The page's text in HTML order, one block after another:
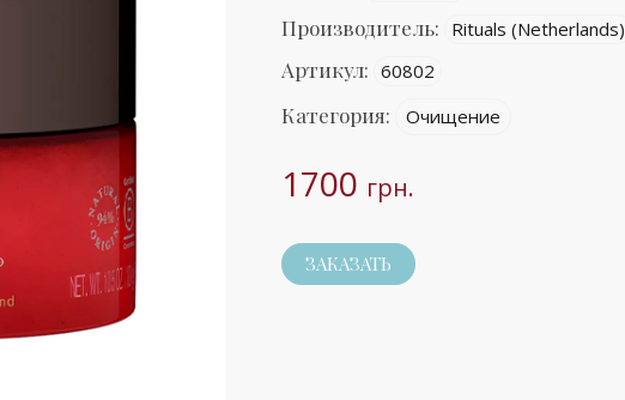
Производитель: Rituals (Netherlands)
Артикул: 60802
Категория: Очищение
1700 грн.
ЗАКАЗАТЬ